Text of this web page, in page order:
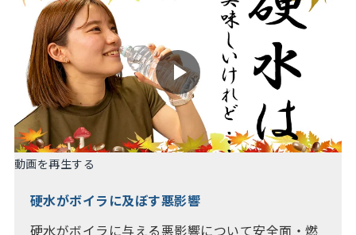
動画を再生する
硬水がボイラに及ぼす悪影響
硬水がボイラに与える悪影響について安全面・燃